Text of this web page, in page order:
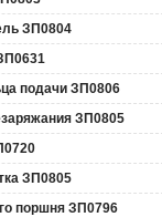
ЗП0804
подачи ЗП0806
ЗП0805
ЗП0805
поршня ЗП0796